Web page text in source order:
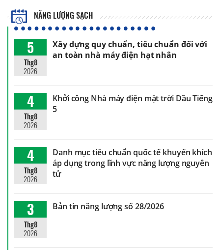
NĂNG LƯỢNG SẠCH
5
Thg8
2026
Xây dựng quy chuẩn, tiêu chuẩn đối với
an toàn nhà máy điện hạt nhân
4
Thg8
2026
Khởi công Nhà máy điện mặt trời Dầu Tiếng
5
4
Thg8
2026
Danh mục tiêu chuẩn quốc tế khuyến khích
áp dụng trong lĩnh vực năng lượng nguyên
tử
3
Thg8
2026
Bản tin năng lượng số 28/2026